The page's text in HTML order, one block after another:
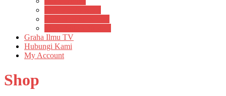
Graha Ilmu TV
Hubungi Kami
My Account
Shop